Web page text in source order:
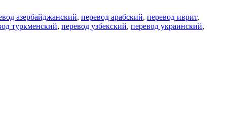
азербайджанский, перевод арабский, перевод иврит,
туркменский, перевод узбекский, перевод украинский,